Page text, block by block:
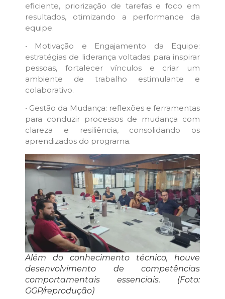
eficiente, priorização de tarefas e foco em
resultados, otimizando a performance da
equipe.
• Motivação e Engajamento da Equipe:
estratégias de liderança voltadas para inspirar
pessoas, fortalecer vínculos e criar um
ambiente de trabalho estimulante e
colaborativo.
• Gestão da Mudança: reflexões e ferramentas
para conduzir processos de mudança com
clareza e resiliência, consolidando os
aprendizados do programa.
Além do conhecimento técnico, houve
desenvolvimento de competências
comportamentais essenciais. (Foto:
GGP/reprodução)